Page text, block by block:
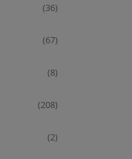
(36)
(67)
(8)
(208)
(2)